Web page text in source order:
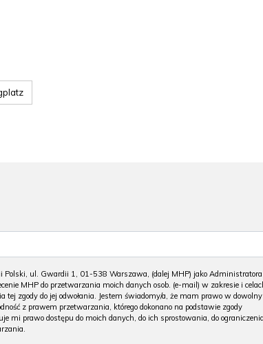
ul. Gwardii 1, 01-538 Warszawa, (dalej MHP) jako Administratora
MHP do przetwarzania moich danych osob. (e-mail) w zakresie i
zgody do jej odwołania. Jestem świadomy/a, że mam prawo w
z prawem przetwarzania, którego dokonano na podstawie zgody
mi prawo dostępu do moich danych, do ich sprostowania, do